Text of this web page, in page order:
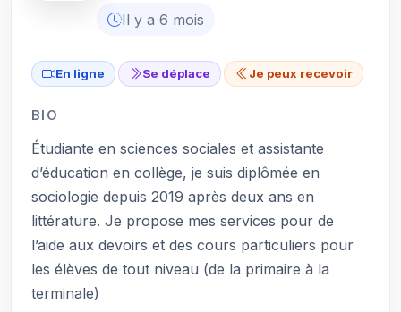
Il y a 6 mois
En ligne Se déplace Je peux recevoir
BIO
Étudiante en sciences sociales et assistante
d’éducation en collège, je suis diplômée en
sociologie depuis 2019 après deux ans en
littérature. Je propose mes services pour de
l’aide aux devoirs et des cours particuliers pour
les élèves de tout niveau (de la primaire à la
terminale)